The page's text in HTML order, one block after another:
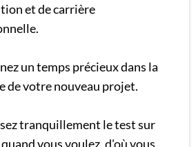
et de carrière
un temps précieux dans la
de votre nouveau projet.
tranquillement le test sur
vous voulez, d'où vous